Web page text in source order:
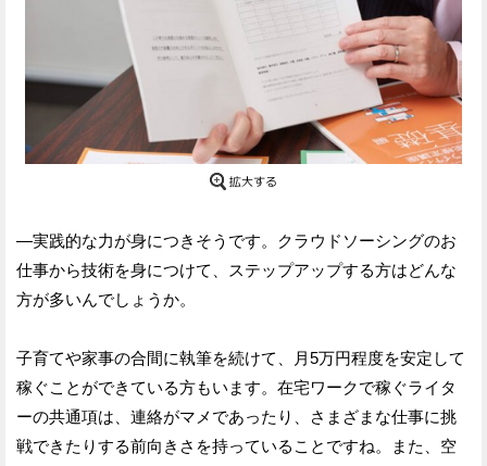
—実践的な力が身につきそうです。クラウドソーシングのお
仕事から技術を身につけて、ステップアップする方はどんな
方が多いんでしょうか。
子育てや家事の合間に執筆を続けて、月5万円程度を安定して
稼ぐことができている方もいます。在宅ワークで稼ぐライタ
ーの共通項は、連絡がマメであったり、さまざまな仕事に挑
戦できたりする前向きさを持っていることですね。また、空